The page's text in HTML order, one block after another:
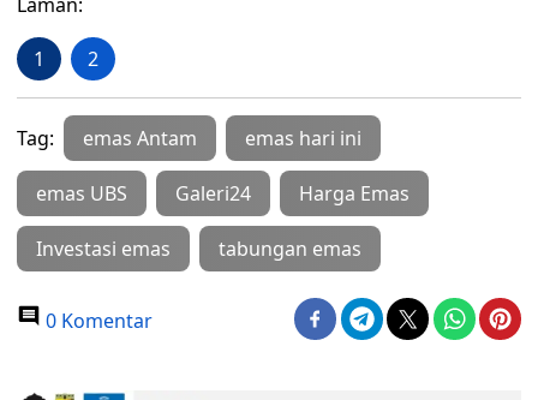
1 2
Tag: emas Antam emas hari ini
emas UBS Galeri24 Harga Emas
Investasi emas tabungan emas
0 Komentar